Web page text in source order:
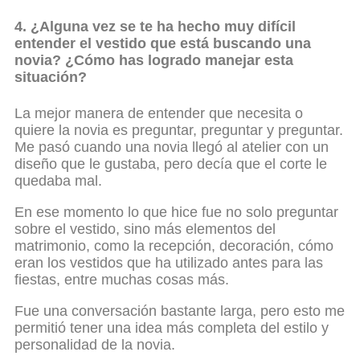
4. ¿Alguna vez se te ha hecho muy difícil
entender el vestido que está buscando una
novia? ¿Cómo has logrado manejar esta
situación?
La mejor manera de entender que necesita o
quiere la novia es preguntar, preguntar y preguntar.
Me pasó cuando una novia llegó al atelier con un
diseño que le gustaba, pero decía que el corte le
quedaba mal.
En ese momento lo que hice fue no solo preguntar
sobre el vestido, sino más elementos del
matrimonio, como la recepción, decoración, cómo
eran los vestidos que ha utilizado antes para las
fiestas, entre muchas cosas más.
Fue una conversación bastante larga, pero esto me
permitió tener una idea más completa del estilo y
personalidad de la novia.